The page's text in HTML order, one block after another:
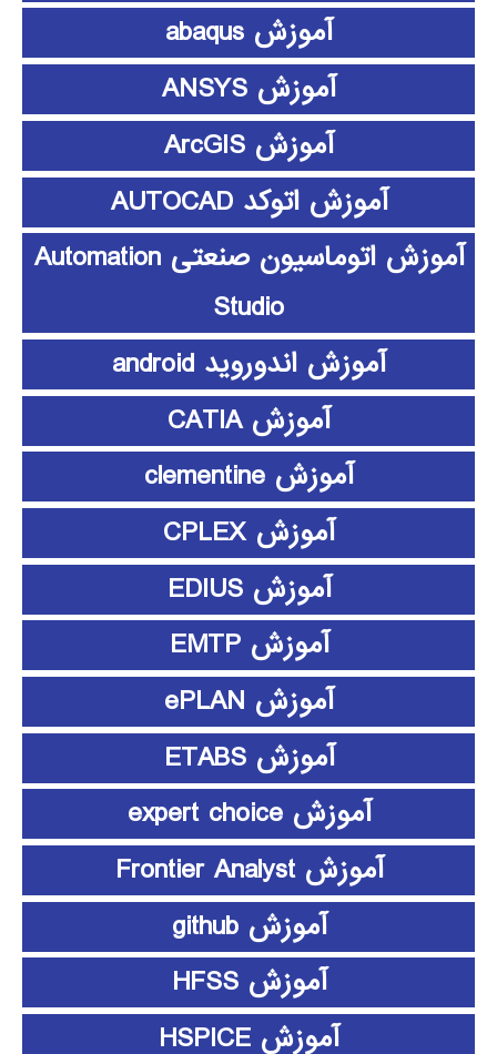
آموزش abaqus
آموزش ANSYS
آموزش ArcGIS
آموزش اتوکد AUTOCAD
آموزش اتوماسیون صنعتی Automation
Studio
آموزش اندوروید android
آموزش CATIA
آموزش clementine
آموزش CPLEX
آموزش EDIUS
آموزش EMTP
آموزش ePLAN
آموزش ETABS
آموزش expert choice
آموزش Frontier Analyst
آموزش github
آموزش HFSS
آموزش HSPICE